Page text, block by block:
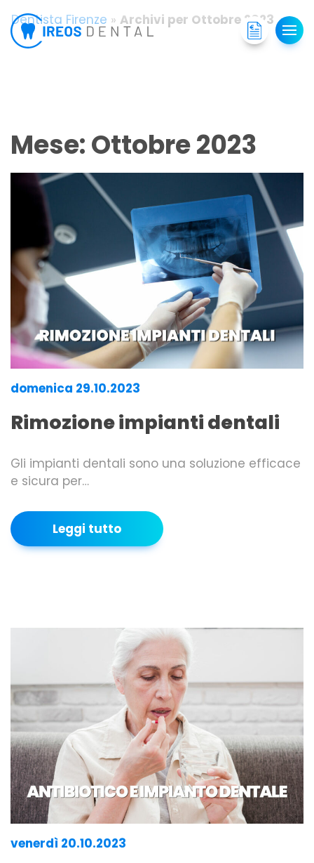
Dentista Firenze » Archivi per Ottobre 2023
Mese:Ottobre 2023
domenica 29.10.2023
Rimozione impianti dentali
Gli impianti dentali sono una soluzione efficace
e sicura per…
Leggi tutto
venerdì 20.10.2023